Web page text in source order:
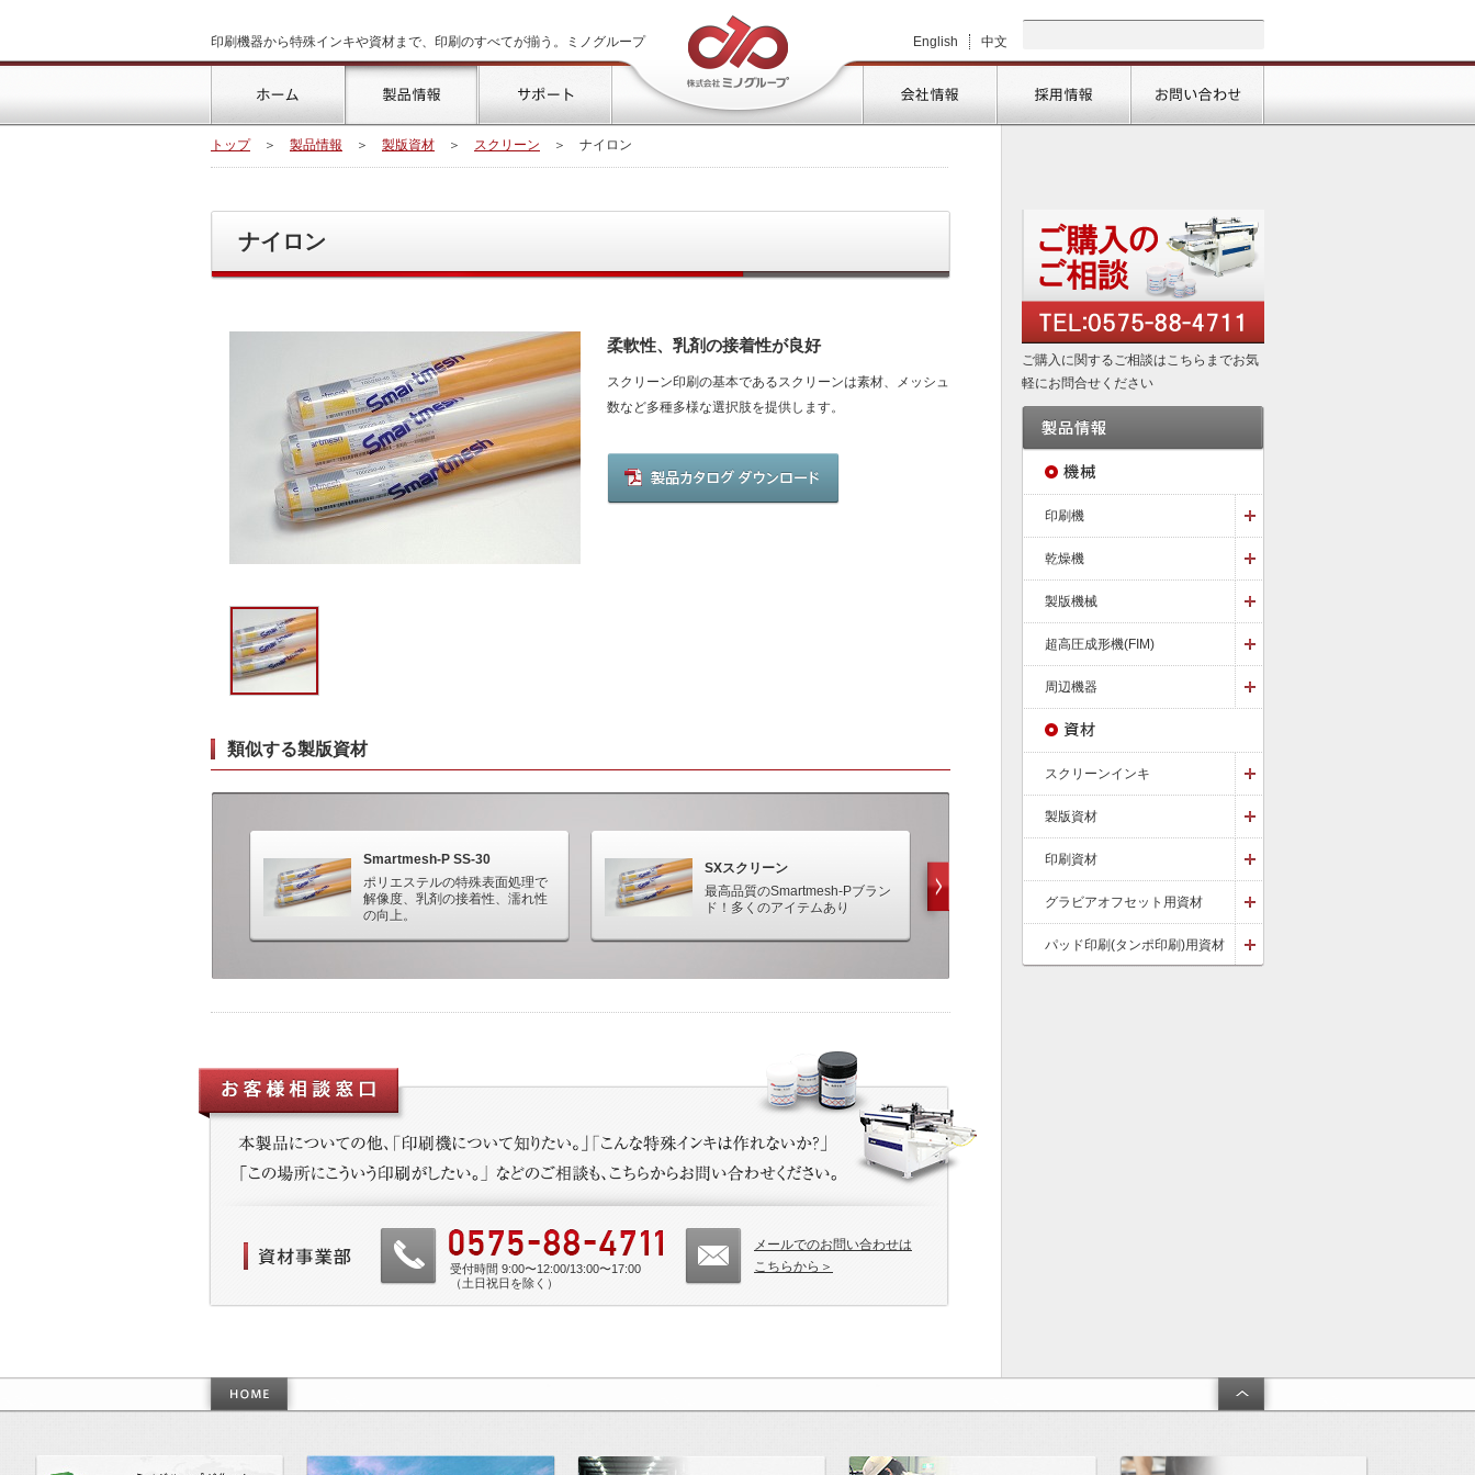
印刷機器から特殊インキや資材まで、印刷のすべてが揃う。ミノグループ
English
中文
トップ
製品情報 サポート 会社情報 採用情報 お問い合わせ
トップ ＞ 製品情報 ＞ 製版資材 ＞ スクリーン ＞ ナイロン
ナイロン
柔軟性、乳剤の接着性が良好
スクリーン印刷の基本であるスクリーンは素材、メッシュ
数など多種多様な選択肢を提供します。
類似する製版資材
Smartmesh-P SS-30
ポリエステルの特殊表面処理で
解像度、乳剤の接着性、濡れ性
の向上。
SXスクリーン
最高品質のSmartmesh-Pブラン
ド！多くのアイテムあり
ポリエステルスクリーン
ド！多くのアイテムあり
受付時間 9:00〜12:00/13:00〜17:00
（土日祝日を除く）
メールでのお問い合わせは
こちらから＞
ご購入に関するご相談はこちらまでお気
軽にお問合せください
印刷機
乾燥機
製版機械
超高圧成形機(FIM)
周辺機器
スクリーンインキ
製版資材
印刷資材
グラビアオフセット用資材
パッド印刷(タンポ印刷)用資材
作った世界基準 印刷が可能にする未来「研究開発」 製品・技術サポート トラブルシューティング